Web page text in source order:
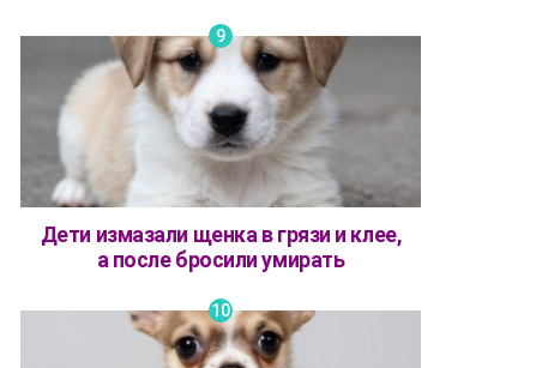
Дети измазали щенка в грязи и клее,
а после бросили умирать